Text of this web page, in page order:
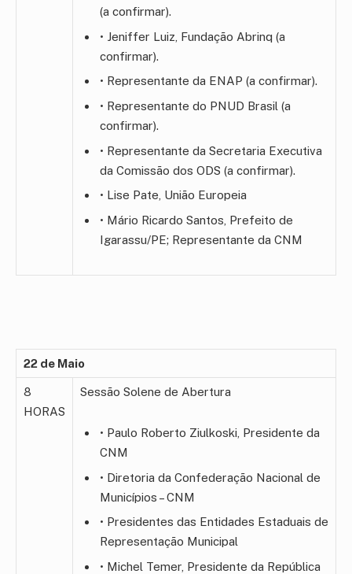
(a confirmar).
• Jeniffer Luiz, Fundação Abrinq (a
confirmar).
• Representante da ENAP (a confirmar).
• Representante do PNUD Brasil (a
confirmar).
• Representante da Secretaria Executiva
da Comissão dos ODS (a confirmar).
• Lise Pate, União Europeia
• Mário Ricardo Santos, Prefeito de
Igarassu/PE; Representante da CNM
22 de Maio
8
HORAS
Sessão Solene de Abertura
• Paulo Roberto Ziulkoski, Presidente da
CNM
• Diretoria da Confederação Nacional de
Municípios – CNM
• Presidentes das Entidades Estaduais de
Representação Municipal
• Michel Temer, Presidente da República